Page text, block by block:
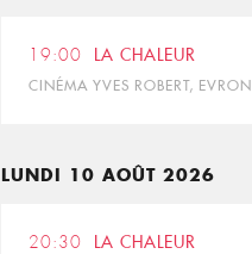
19:00 LA CHALEUR
CINÉMA YVES ROBERT, EVRON
LUNDI 10 AOÛT 2026
20:30 LA CHALEUR